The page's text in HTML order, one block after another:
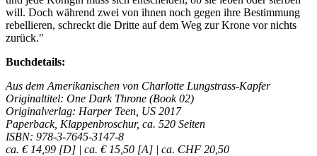
will. Doch während zwei von ihnen noch gegen ihre Bestimmung
rebellieren, schreckt die Dritte auf dem Weg zur Krone vor nichts
zurück."
Buchdetails:
Aus dem Amerikanischen von Charlotte Lungstrass-Kapfer
Originaltitel: One Dark Throne (Book 02)
Originalverlag: Harper Teen, US 2017
Paperback, Klappenbroschur, ca. 520 Seiten
ISBN: 978-3-7645-3147-8
ca. € 14,99 [D] | ca. € 15,50 [A] | ca. CHF 20,50